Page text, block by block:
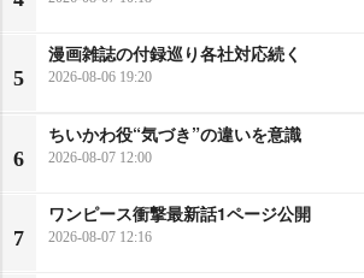
5
漫画雑誌の付録巡り各社対応続く
2026-08-06 19:20
6
ちいかわ役“気づき”の違いを意識
2026-08-07 12:00
7
ワンピース衝撃最新話1ページ公開
2026-08-07 12:16